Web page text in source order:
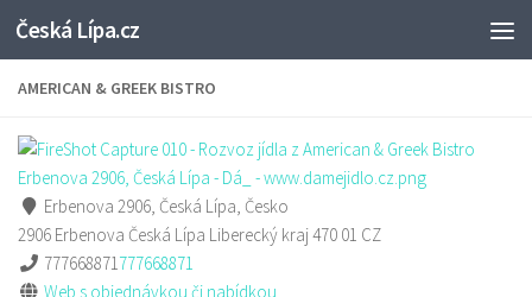
Skip to content
Česká Lípa.cz
AMERICAN & GREEK BISTRO
Erbenova 2906, Česká Lípa, Česko
2906 Erbenova Česká Lípa Liberecký kraj470 01 CZ
777668871777668871
Web s objednávkou či nabídkou